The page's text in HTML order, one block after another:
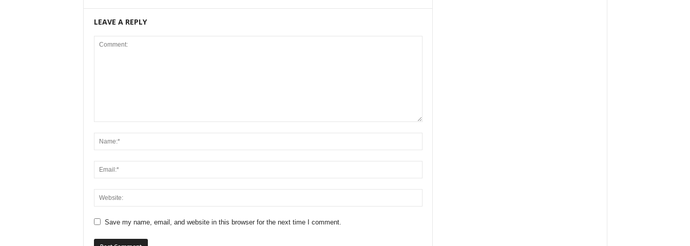
LEAVE A REPLY
Save my name, email, and website in this browser for the next time I comment.